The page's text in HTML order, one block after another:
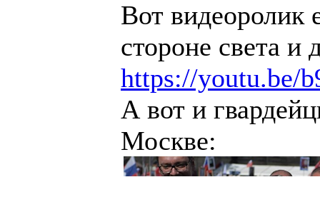
Вот видеоролик
стороне света и
https://youtu.be/
А вот и
Москве: